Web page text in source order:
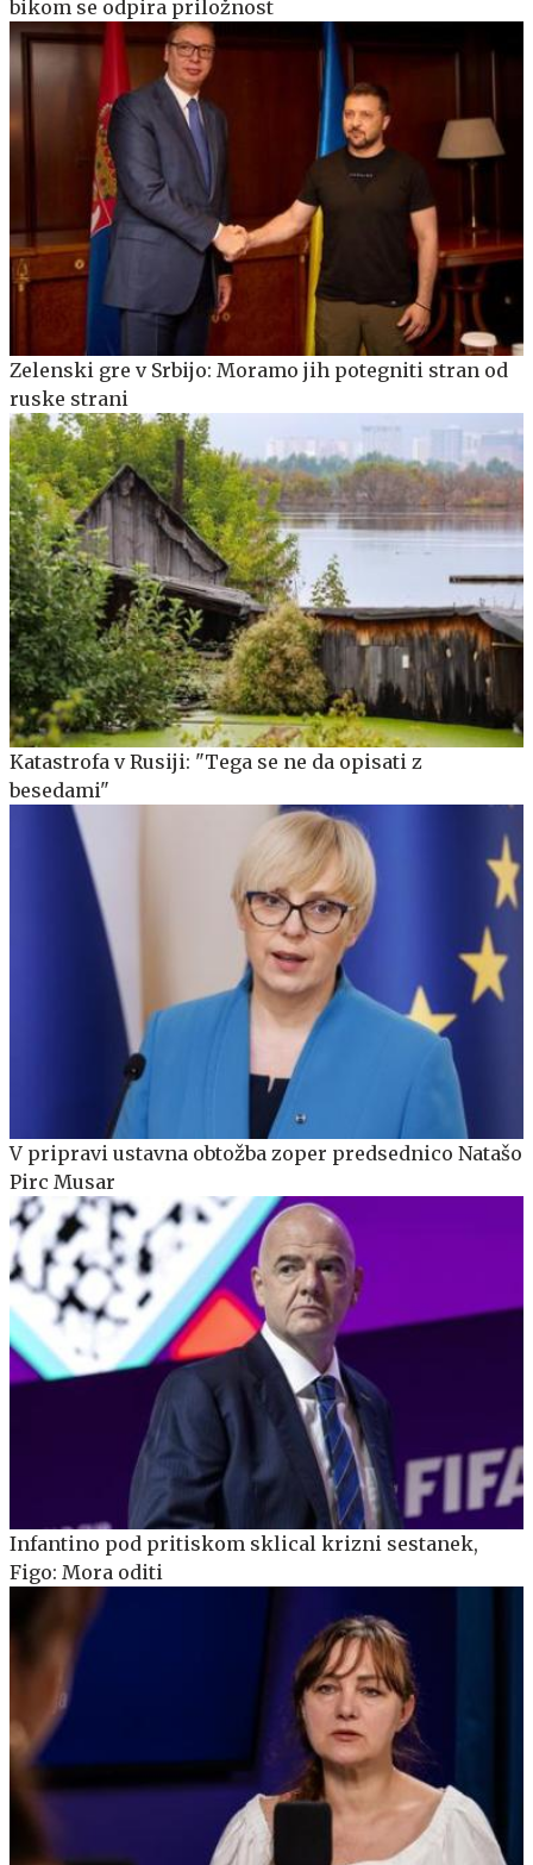
bikom se odpira priložnost
Zelenski gre v Srbijo: Moramo jih potegniti stran od
ruske strani
Katastrofa v Rusiji: "Tega se ne da opisati z
besedami"
V pripravi ustavna obtožba zoper predsednico Natašo
Pirc Musar
Infantino pod pritiskom sklical krizni sestanek,
Figo: Mora oditi